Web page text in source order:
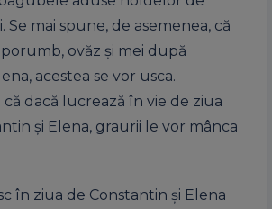
Se mai spune, de asemenea, că
ovăz și mei după
acestea se vor usca.
dacă lucrează în vie de ziua
și Elena, graurii le vor mânca
în ziua de Constantin și Elena